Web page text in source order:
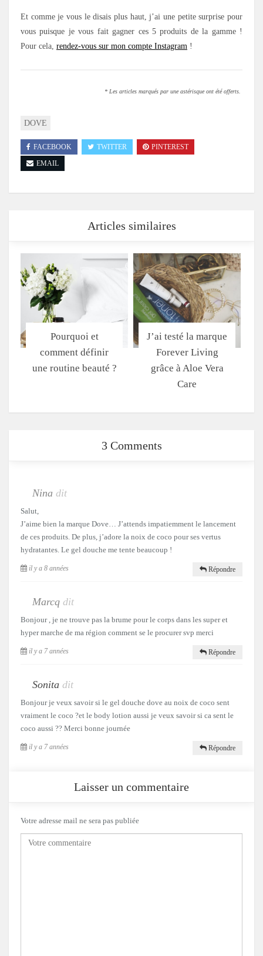
Et comme je vous le disais plus haut, j’ai une petite surprise pour
vous puisque je vous fait gagner ces 5 produits de la gamme !
Pour cela, rendez-vous sur mon compte Instagram !
* Les articles marqués par une astérisque ont été offerts.
DOVE
FACEBOOK TWITTER
PINTEREST
EMAIL
Articles similaires
Pourquoi et
comment définir
une routine beauté ?
J’ai testé la marque
Forever Living
grâce à Aloe Vera
Care
3 Comments
Nina dit
Salut,
J’aime bien la marque Dove… J’attends impatiemment le lancement
de ces produits. De plus, j’adore la noix de coco pour ses vertus
hydratantes. Le gel douche me tente beaucoup !
il y a 8 années Répondre
Marcq dit
Bonjour , je ne trouve pas la brume pour le corps dans les super et
hyper marche de ma région comment se le procurer svp merci
il y a 7 années Répondre
Sonita dit
Bonjour je veux savoir si le gel douche dove au noix de coco sent
vraiment le coco ?et le body lotion aussi je veux savoir si ca sent le
coco aussi ?? Merci bonne journée
il y a 7 années Répondre
Laisser un commentaire
Votre adresse mail ne sera pas publiée